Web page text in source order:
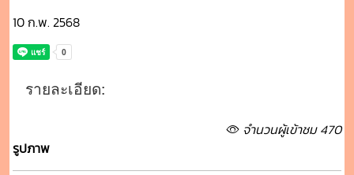
10 ก.พ. 2568
รายละเอียด:
จำนวนผู้เข้าชม 470
รูปภาพ